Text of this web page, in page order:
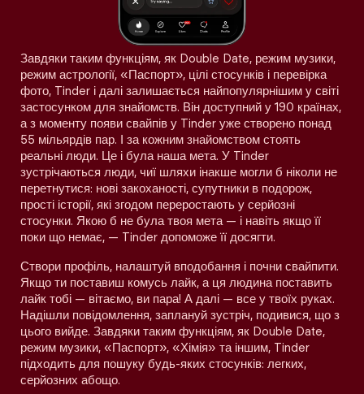
Завдяки таким функціям, як Double Date, режим музики,
режим астрології, «Паспорт», цілі стосунків і перевірка
фото, Tinder і далі залишається найпопулярнішим у світі
застосунком для знайомств. Він доступний у 190 країнах,
а з моменту появи свайпів у Tinder уже створено понад
55 мільярдів пар. І за кожним знайомством стоять
реальні люди. Це і була наша мета. У Tinder
зустрічаються люди, чиї шляхи інакше могли б ніколи не
перетнутися: нові закоханості, супутники в подорож,
прості історії, які згодом переростають у серйозні
стосунки. Якою б не була твоя мета — і навіть якщо її
поки що немає, — Tinder допоможе її досягти.
Створи профіль, налаштуй вподобання і почни свайпити.
Якщо ти поставиш комусь лайк, а ця людина поставить
лайк тобі — вітаємо, ви пара! А далі — все у твоїх руках.
Надішли повідомлення, заплануй зустріч, подивися, що з
цього вийде. Завдяки таким функціям, як Double Date,
режим музики, «Паспорт», «Хімія» та іншим, Tinder
підходить для пошуку будь-яких стосунків: легких,
серйозних абощо.